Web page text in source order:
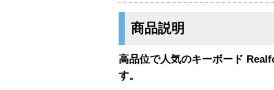
商品説明
高品位で人気のキーボード
す。